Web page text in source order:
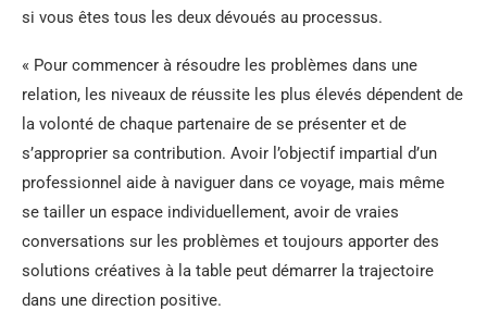
si vous êtes tous les deux dévoués au processus.
« Pour commencer à résoudre les problèmes dans une
relation, les niveaux de réussite les plus élevés dépendent de
la volonté de chaque partenaire de se présenter et de
s’approprier sa contribution. Avoir l’objectif impartial d’un
professionnel aide à naviguer dans ce voyage, mais même
se tailler un espace individuellement, avoir de vraies
conversations sur les problèmes et toujours apporter des
solutions créatives à la table peut démarrer la trajectoire
dans une direction positive.